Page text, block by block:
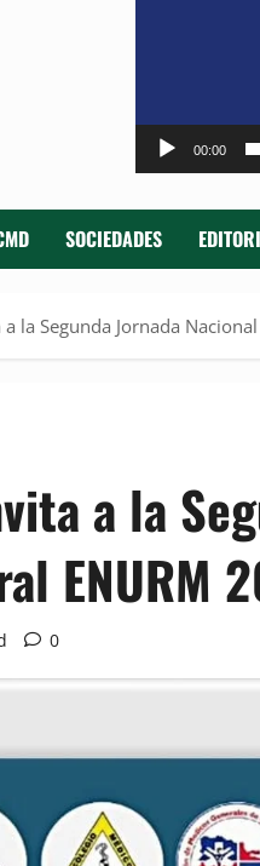
00:00
SOCIEDADES
la Segunda Jornada
a la
ENURM
0